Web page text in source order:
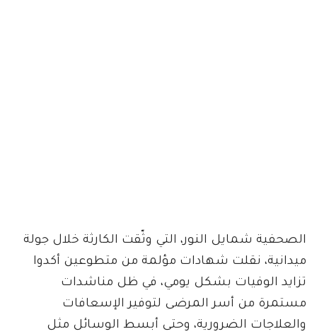
الصحفية شمايل النور، التي وثّقت الكارثة خلال جولة
ميدانية، نقلت شهادات مؤلمة من متطوعين أكدوا
تزايد الوفيات بشكل يومي، في ظل مناشدات
مستمرة من أسر المرضى لتوفير الإسعافات
والعلاجات الضرورية، وحتى أبسط الوسائل مثل